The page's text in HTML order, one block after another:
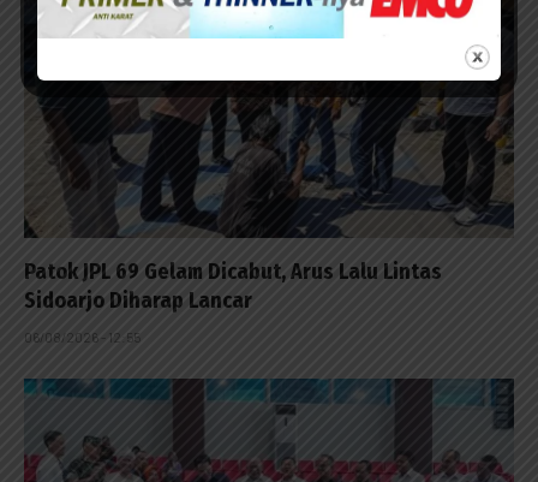
Patok JPL 69 Gelam Dicabut, Arus Lalu Lintas
Sidoarjo Diharap Lancar
06/08/2026 - 12:55